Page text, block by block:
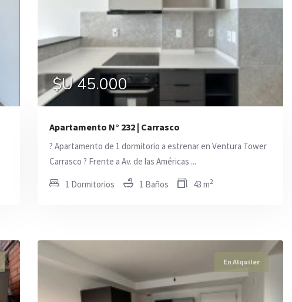
$U 24.000
$U 52.000
$U 45.000
Apartamento N° 232 | Carrasco
? Apartamento de 1 dormitorio a estrenar en Ventura Tower
Carrasco ? Frente a Av. de las Américas ...
1 Dormitorios 1 Baños 43 m2
En Alquiler
En Alquiler
En Alquiler